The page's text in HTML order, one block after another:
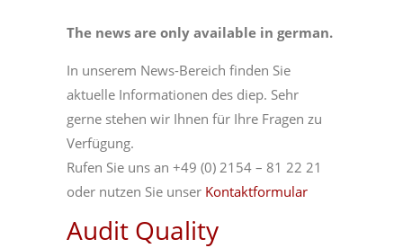
The news are only available in german.
In unserem News-Bereich finden Sie
aktuelle Informationen des diep. Sehr
gerne stehen wir Ihnen für Ihre Fragen zu
Verfügung.
Rufen Sie uns an +49 (0) 2154 – 81 22 21
oder nutzen Sie unser Kontaktformular
Audit Quality